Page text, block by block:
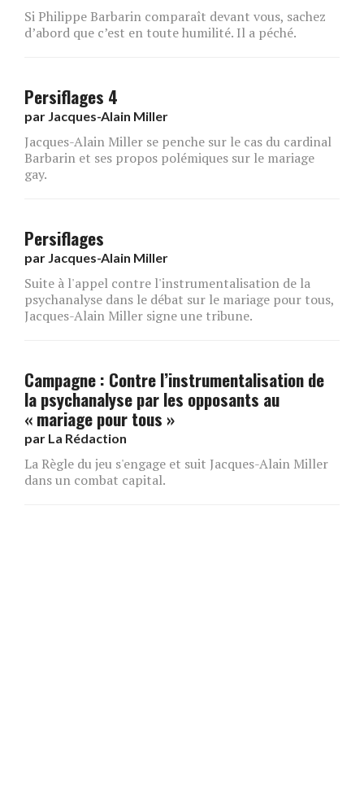
Si Philippe Barbarin comparaît devant vous, sachez
d’abord que c’est en toute humilité. Il a péché.
Persiflages 4
par Jacques-Alain Miller
Jacques-Alain Miller se penche sur le cas du cardinal
Barbarin et ses propos polémiques sur le mariage
gay.
Persiflages
par Jacques-Alain Miller
Suite à l'appel contre l'instrumentalisation de la
psychanalyse dans le débat sur le mariage pour tous,
Jacques-Alain Miller signe une tribune.
Campagne : Contre l’instrumentalisation de
la psychanalyse par les opposants au
« mariage pour tous »
par La Rédaction
La Règle du jeu s'engage et suit Jacques-Alain Miller
dans un combat capital.